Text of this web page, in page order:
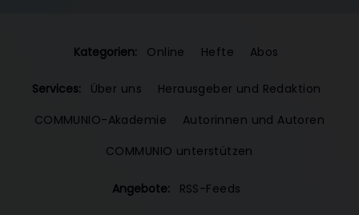
Kategorien: Online Hefte Abos
Services: Über uns
Herausgeber und Redaktion
COMMUNIO-Akademie
Autorinnen und Autoren
COMMUNIO unterstützen
Angebote: RSS-Feeds